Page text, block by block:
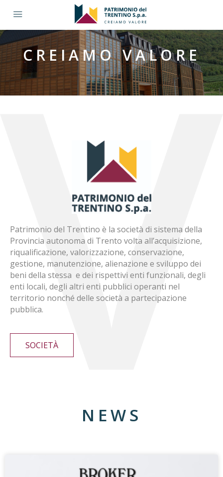
CREIAMO VALORE
Patrimonio del Trentino è la società di sistema della
Provincia autonoma di Trento volta all’acquisizione,
riqualificazione, valorizzazione, conservazione,
gestione, manutenzione, alienazione e sviluppo dei
beni della stessa e dei rispettivi enti funzionali, degli
enti locali, degli altri enti pubblici operanti nel
territorio nonché delle società a partecipazione
pubblica.
SOCIETÀ
NEWS